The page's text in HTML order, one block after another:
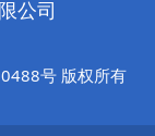
公司
号 版权所有